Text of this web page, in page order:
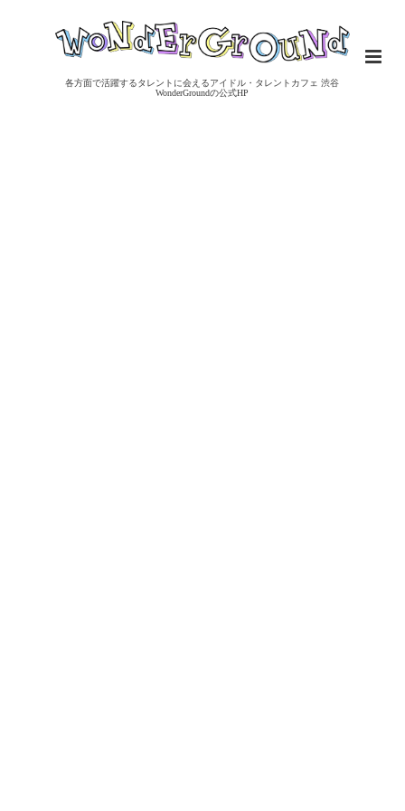
各方面で活躍するタレントに会えるアイドル・タレントカフェ 渋谷
WonderGroundの公式HP